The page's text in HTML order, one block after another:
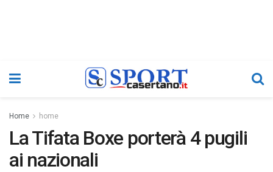
Home home
La Tifata Boxe porterà 4 pugili
ai nazionali